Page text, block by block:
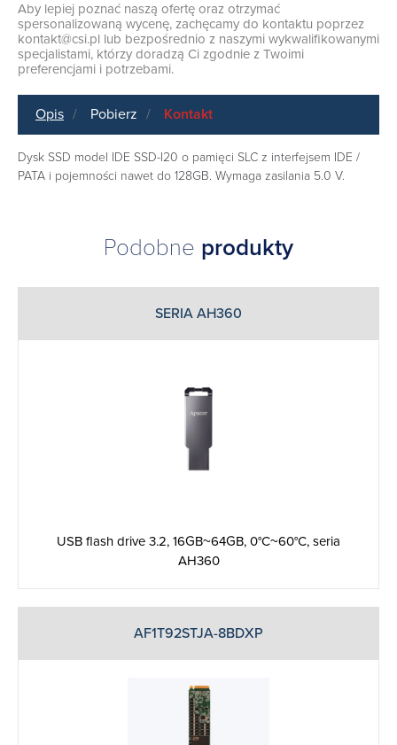
Aby lepiej poznać naszą ofertę oraz otrzymać
spersonalizowaną wycenę, zachęcamy do kontaktu poprzez
kontakt@csi.pl lub bezpośrednio z naszymi wykwalifikowanymi
specjalistami, którzy doradzą Ci zgodnie z Twoimi
preferencjami i potrzebami.
Opis Pobierz Kontakt
Dysk SSD model IDE SSD-I20 o pamięci SLC z interfejsem IDE /
PATA i pojemności nawet do 128GB. Wymaga zasilania 5.0 V.
Podobne produkty
SERIA AH360
USB flash drive 3.2, 16GB~64GB, 0°C~60°C, seria
AH360
AF1T92STJA-8BDXP